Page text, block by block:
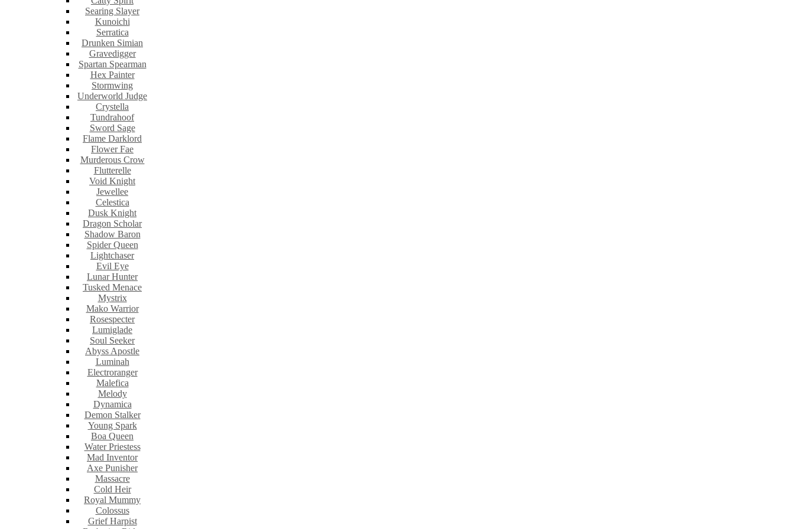
Searing Slayer
Kunoichi
Serratica
Drunken Simian
Gravedigger
Spartan Spearman
Hex Painter
Stormwing
Underworld Judge
Crystella
Tundrahoof
Sword Sage
Flame Darklord
Flower Fae
Murderous Crow
Flutterelle
Void Knight
Jewellee
Celestica
Dusk Knight
Dragon Scholar
Shadow Baron
Spider Queen
Lightchaser
Evil Eye
Lunar Hunter
Tusked Menace
Mystrix
Mako Warrior
Rosespecter
Lumiglade
Soul Seeker
Abyss Apostle
Luminah
Electroranger
Malefica
Melody
Dynamica
Demon Stalker
Young Spark
Boa Queen
Water Priestess
Mad Inventor
Axe Punisher
Massacre
Cold Heir
Royal Mummy
Colossus
Grief Harpist